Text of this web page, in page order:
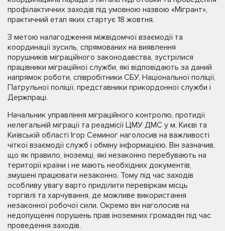
профілактичних заходів під умовною назвою «Мігрант»,
практичний етап яких стартує 18 жовтня.
З метою налагодження міжвідомчої взаємодії та
координації зусиль, спрямованих на виявлення
порушників міграційного законодавства, зустрілися
працівники міграційної служби, які відповідають за даний
напрямок роботи, співробітники СБУ, Національної поліції,
Патрульної поліції, представники прикордонної служби і
Держпраці.
Начальник управління міграційного контролю, протидії
нелегальній міграції та реадмісії ЦМУ ДМС у м. Києві та
Київській області Ігор Семиног наголосив на важливості
чіткої взаємодії служб і обміну інформацією. Він зазначив,
що як правило, іноземці, які незаконно перебувають на
території країни і не мають необхідних документів,
змушені працювати незаконно. Тому під час заходів
особливу увагу варто приділити перевіркам місць
торгівлі та харчування, де можливе використання
незаконної робочої сили. Окремо він наголосив на
недопущенні порушень прав іноземних громадян під час
проведення заходів.